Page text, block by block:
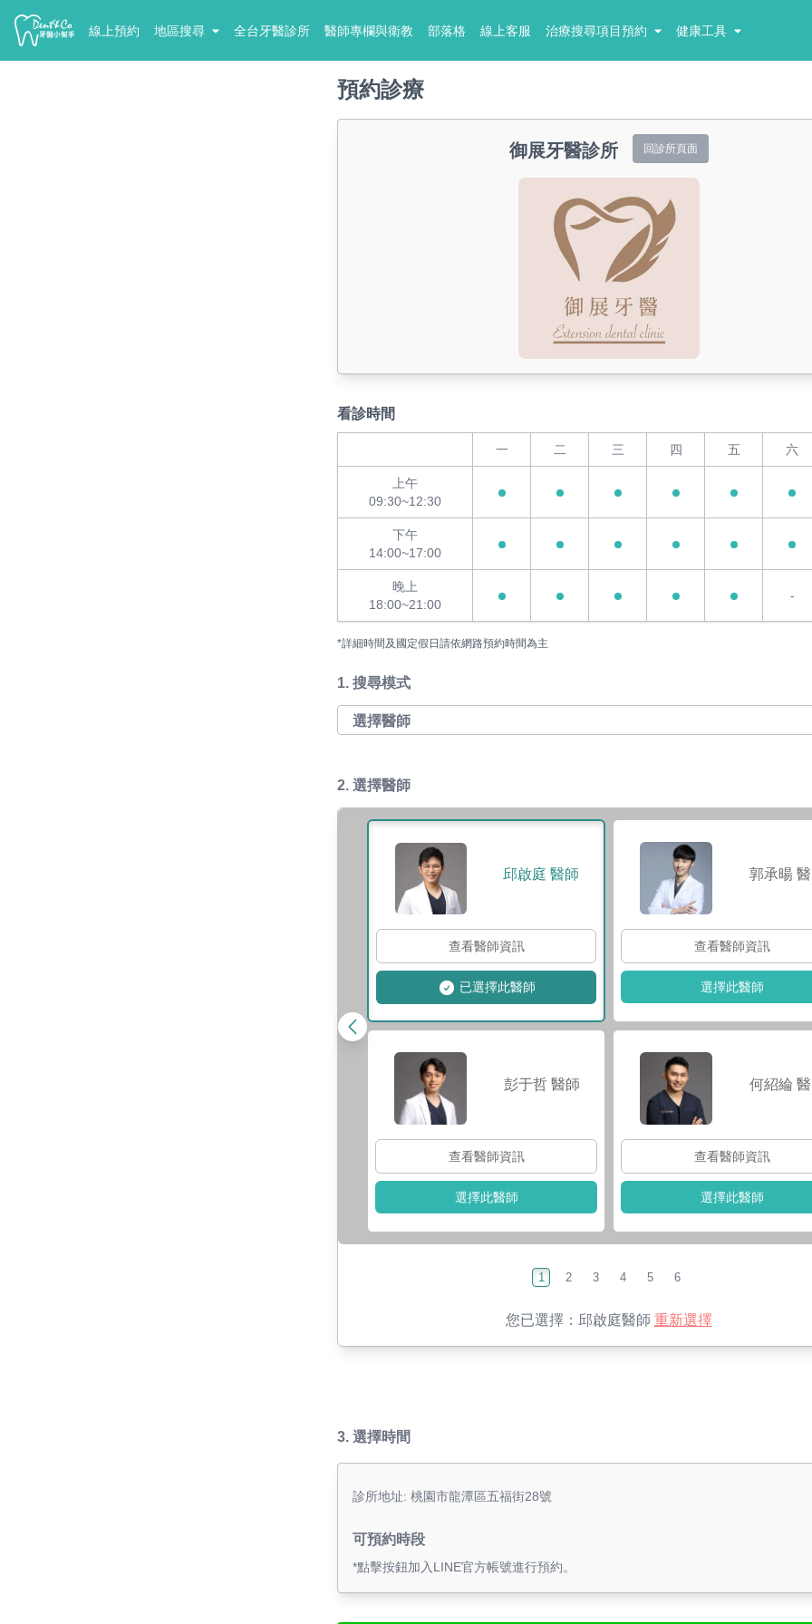
線上預約 地區搜尋 全台牙醫診所 醫師專欄與衛教 部落格 線上客服 治療搜尋項目預約 健康工具
預約診療
御展牙醫診所 回診所頁面
看診時間
一 二 三 四 五 六
上午
09:30~12:30
下午
14:00~17:00
晚上
18:00~21:00
-
*詳細時間及國定假日請依網路預約時間為主
1. 搜尋模式
2. 選擇醫師
邱啟庭 醫師
查看醫師資訊
已選擇此醫師
彭于哲 醫師
查看醫師資訊
選擇此醫師
郭承暘
查看醫師資訊
選擇此醫師
何紹綸
查看醫師資訊
選擇此醫師
1 2 3 4 5 6
您已選擇： 邱啟庭醫師 重新選擇
3. 選擇時間
診所地址: 桃園市龍潭區五福街28號
可預約時段
*點擊按鈕加入LINE官方帳號進行預約。